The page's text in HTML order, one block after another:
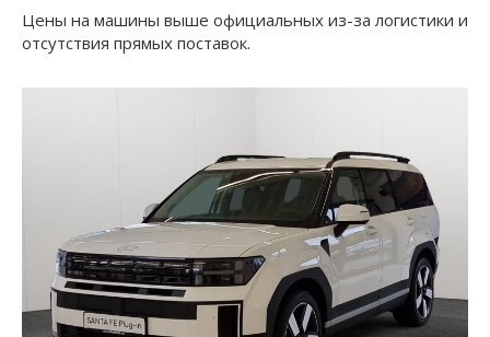
Цены на машины выше официальных из-за логистики и
отсутствия прямых поставок.